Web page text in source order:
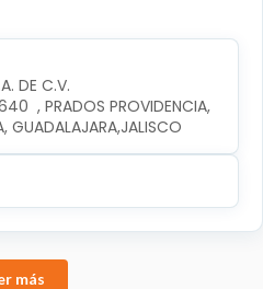
DE C.V.
, PRADOS PROVIDENCIA,
más